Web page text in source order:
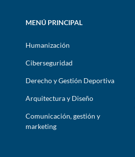
MENÚ PRINCIPAL
Humanización
Ciberseguridad
Derecho y Gestión Deportiva
Arquitectura y Diseño
Comunicación, gestión y
marketing